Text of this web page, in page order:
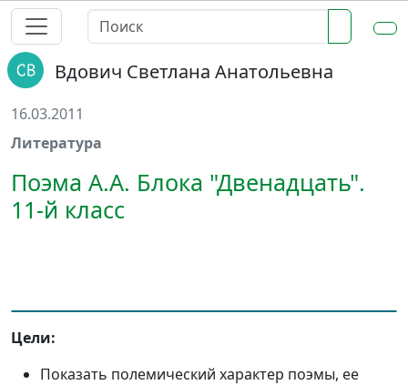
Вдович Светлана Анатольевна
16.03.2011
Литература
Поэма А.А. Блока "Двенадцать".
11-й класс
Цели:
Показать полемический характер поэмы, ее